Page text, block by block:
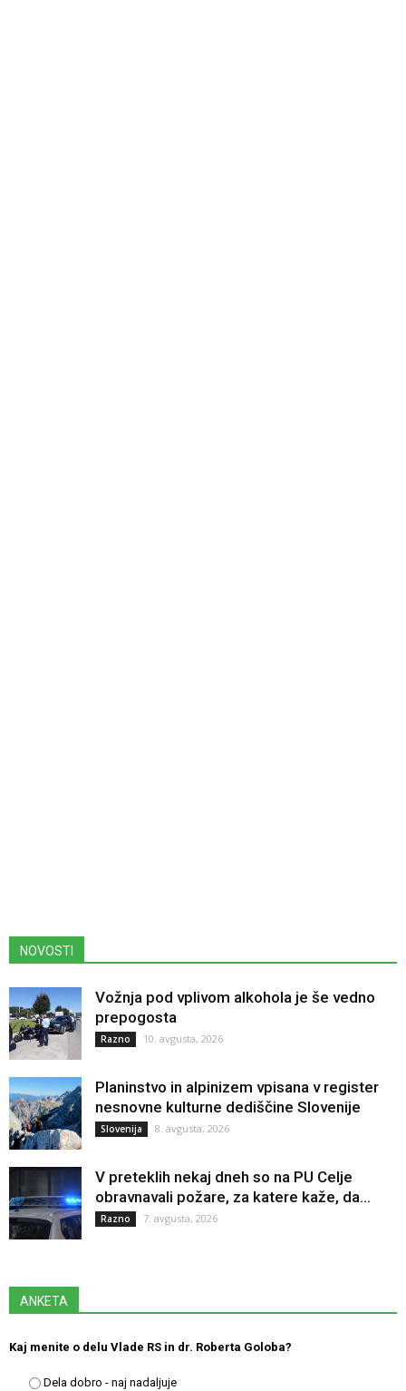
NOVOSTI
Vožnja pod vplivom alkohola je še vedno
prepogosta
Razno 10. avgusta, 2026
Planinstvo in alpinizem vpisana v register
nesnovne kulturne dediščine Slovenije
Slovenija 8. avgusta, 2026
V preteklih nekaj dneh so na PU Celje
obravnavali požare, za katere kaže, da...
Razno 7. avgusta, 2026
ANKETA
Kaj menite o delu Vlade RS in dr. Roberta Goloba?
Dela dobro - naj nadaljuje